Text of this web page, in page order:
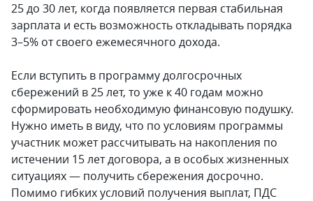
25 до 30 лет, когда появляется первая стабильная
зарплата и есть возможность откладывать порядка
3–5% от своего ежемесячного дохода.
Если вступить в программу долгосрочных
сбережений в 25 лет, то уже к 40 годам можно
сформировать необходимую финансовую подушку.
Нужно иметь в виду, что по условиям программы
участник может рассчитывать на накопления по
истечении 15 лет договора, а в особых жизненных
ситуациях — получить сбережения досрочно.
Помимо гибких условий получения выплат, ПДС